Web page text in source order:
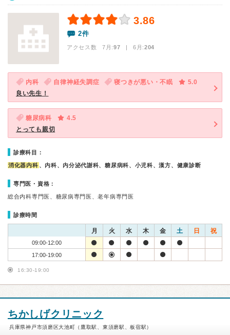
3.86
2件
アクセス数 7月:97 | 6月:204
内科 自律神経失調症 寝つきが悪い・不眠
5.0
良い先生！
糖尿病科
4.5
とっても親切
診療科目：
消化器内科 、内科、内分泌代謝科、糖尿病科、小児科、漢方、健康診断
専門医・資格：
総合内科専門医、糖尿病専門医、老年病専門医
診療時間
月 火 水 木 金 土 日 祝
09:00-12:00
17:00-19:00
16:30-19:00
ちかしげクリニック
兵庫県神戸市須磨区大池町（鷹取駅、東須磨駅、板宿駅）